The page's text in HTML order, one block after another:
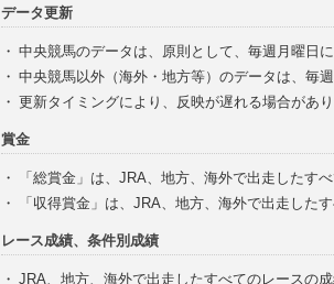
データ更新
・ 中央競馬のデータは、原則として、毎週月曜日
・ 中央競馬以外（海外・地方等）のデータは、毎
・ 更新タイミングにより、反映が遅れる場合があ
賞金
・
「総賞金」は、JRA、地方、海外で出走したす
・
「収得賞金」は、JRA、地方、海外で出走した
レース成績、条件別成績
・ JRA、地方、海外で出走したすべてのレースの